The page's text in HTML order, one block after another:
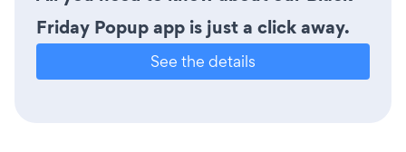
Friday Popup app is just a click away.
See the details